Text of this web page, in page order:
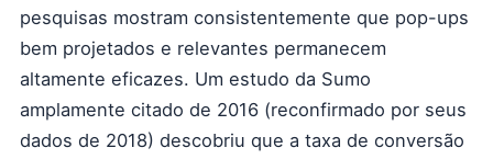
pesquisas mostram consistentemente que pop-ups
bem projetados e relevantes permanecem
altamente eficazes. Um estudo da Sumo
amplamente citado de 2016 (reconfirmado por seus
dados de 2018) descobriu que a taxa de conversão